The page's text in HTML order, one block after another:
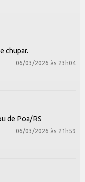
chupar.
06/03/2026 às 23h04
de Poa/RS
06/03/2026 às 21h59